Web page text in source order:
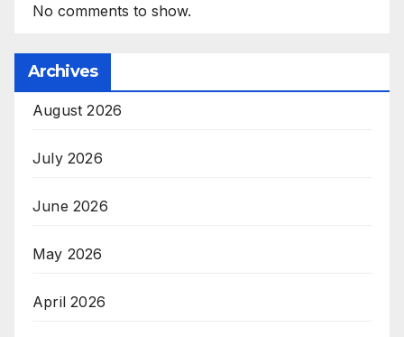
No comments to show.
Archives
August 2026
July 2026
June 2026
May 2026
April 2026